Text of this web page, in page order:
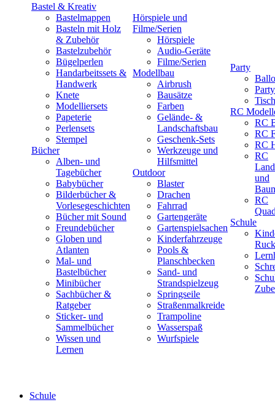
Bastel & Kreativ
Bastelmappen
Basteln mit Holz
& Zubehör
Bastelzubehör
Bügelperlen
Handarbeitssets &
Handwerk
Knete
Modelliersets
Papeterie
Perlensets
Stempel
Bücher
Alben- und
Tagebücher
Babybücher
Bilderbücher &
Vorlesegeschichten
Bücher mit Sound
Freundebücher
Globen und
Atlanten
Mal- und
Bastelbücher
Minibücher
Sachbücher &
Ratgeber
Sticker- und
Sammelbücher
Wissen und
Lernen
Hörspiele und
Filme/Serien
Hörspiele
Audio-Geräte
Filme/Serien
Modellbau
Airbrush
Bausätze
Farben
Gelände- &
Landschaftsbau
Geschenk-Sets
Werkzeuge und
Hilfsmittel
Outdoor
Blaster
Drachen
Fahrrad
Gartengeräte
Gartenspielsachen
Kinderfahrzeuge
Pools &
Planschbecken
Sand- und
Strandspielzeug
Springseile
Straßenmalkreide
Trampoline
Wasserspaß
Wurfspiele
Party
RC
RC
RC
RC
RC
und
RC
Schule
Schule